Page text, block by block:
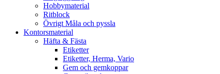
Hobbymaterial
Ritblock
Övrigt Måla och pyssla
Kontorsmaterial
Häfta & Fästa
Etiketter
Etiketter, Herma, Vario
Gem och gemkoppar